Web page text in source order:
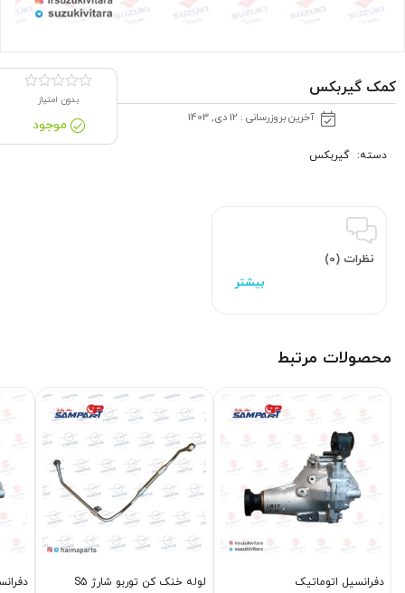
کمک گیربکس
آخرین بروزرسانی : 12 دی, 1403
بدون امتیاز
موجود
دسته: گیربکس
نظرات (0)
محصولات مرتبط
دفرانسیل اتوماتیک لوله خنک کن توربو شارژ S5